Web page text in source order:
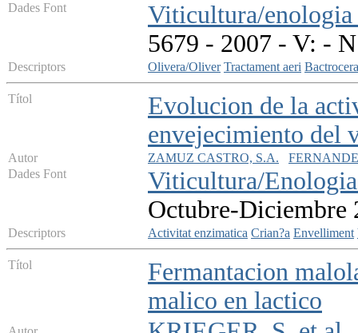
Dades Font
Viticultura/
5679 - 2007 - V: -
Descriptors Olivera/Oliver Tractament aeri
Títol
Evolucion de la
envejecimiento del
Autor ZAMUZ CASTRO, S.A.
Dades Font
Viticultura/
Octubre-Diciembre
Descriptors Activitat enzimatica Crian?a Envelliment
Títol
Fermantacion
malico en lactico